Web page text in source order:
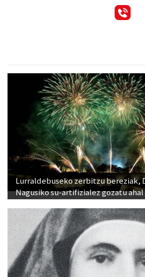
Andoaingo AEK euskaltegia
Lurraldebuseko zerbitzu bereziak,
Nagusiko su-artifizialez gozatu